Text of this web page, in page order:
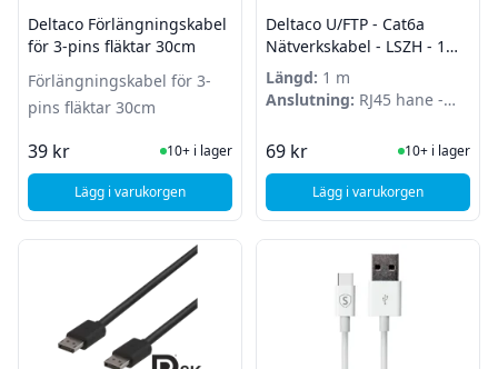
Deltaco Förlängningskabel
för 3-pins fläktar 30cm
Förlängningskabel för 3-
pins fläktar 30cm
39 kr I Lager
10+ i lager
Lägg i varukorgen, Deltaco Förlängningskabel för 3-pins fläktar 30cm
Deltaco U/FTP - Cat6a
Nätverkskabel - LSZH - 1m -
Vit
Längd: 1 m
Anslutning: RJ45 hane -
69 kr I Lager
10+ i lager
Lägg i varukorgen
, Deltaco U/FTP -